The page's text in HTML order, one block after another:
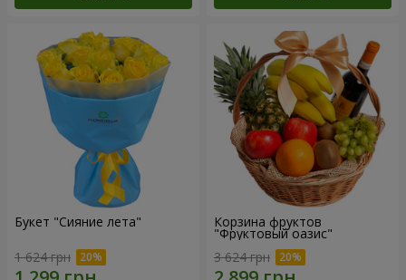
Букет "Сияние лета"
1 624 грн
Корзина фруктов
"Фруктовый оазис"
3 624 грн